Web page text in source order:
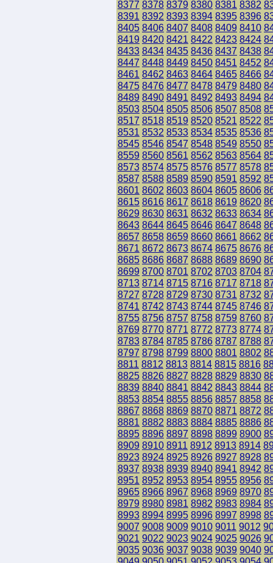
8377 8378 8379 8380 8381 8382
8391 8392 8393 8394 8395 8396
8405 8406 8407 8408 8409 8410
8419 8420 8421 8422 8423 8424
8433 8434 8435 8436 8437 8438
8447 8448 8449 8450 8451 8452
8461 8462 8463 8464 8465 8466
8475 8476 8477 8478 8479 8480
8489 8490 8491 8492 8493 8494
8503 8504 8505 8506 8507 8508
8517 8518 8519 8520 8521 8522
8531 8532 8533 8534 8535 8536
8545 8546 8547 8548 8549 8550
8559 8560 8561 8562 8563 8564
8573 8574 8575 8576 8577 8578
8587 8588 8589 8590 8591 8592
8601 8602 8603 8604 8605 8606
8615 8616 8617 8618 8619 8620
8629 8630 8631 8632 8633 8634
8643 8644 8645 8646 8647 8648
8657 8658 8659 8660 8661 8662
8671 8672 8673 8674 8675 8676
8685 8686 8687 8688 8689 8690
8699 8700 8701 8702 8703 8704
8713 8714 8715 8716 8717 8718
8727 8728 8729 8730 8731 8732
8741 8742 8743 8744 8745 8746
8755 8756 8757 8758 8759 8760
8769 8770 8771 8772 8773 8774
8783 8784 8785 8786 8787 8788
8797 8798 8799 8800 8801 8802
8811 8812 8813 8814 8815 8816
8825 8826 8827 8828 8829 8830
8839 8840 8841 8842 8843 8844
8853 8854 8855 8856 8857 8858
8867 8868 8869 8870 8871 8872
8881 8882 8883 8884 8885 8886
8895 8896 8897 8898 8899 8900
8909 8910 8911 8912 8913 8914
8923 8924 8925 8926 8927 8928
8937 8938 8939 8940 8941 8942
8951 8952 8953 8954 8955 8956
8965 8966 8967 8968 8969 8970
8979 8980 8981 8982 8983 8984
8993 8994 8995 8996 8997 8998
9007 9008 9009 9010 9011 9012
9021 9022 9023 9024 9025 9026
9035 9036 9037 9038 9039 9040